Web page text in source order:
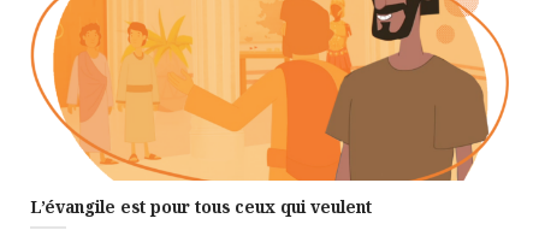
L’évangile est pour tous ceux qui veulent